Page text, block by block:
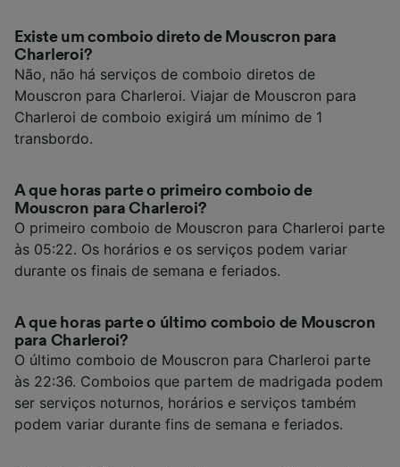
Existe um comboio direto de Mouscron para
Charleroi?
Não, não há serviços de comboio diretos de
Mouscron para Charleroi. Viajar de Mouscron para
Charleroi de comboio exigirá um mínimo de 1
transbordo.
A que horas parte o primeiro comboio de
Mouscron para Charleroi?
O primeiro comboio de Mouscron para Charleroi parte
às 05:22. Os horários e os serviços podem variar
durante os finais de semana e feriados.
A que horas parte o último comboio de Mouscron
para Charleroi?
O último comboio de Mouscron para Charleroi parte
às 22:36. Comboios que partem de madrigada podem
ser serviços noturnos, horários e serviços também
podem variar durante fins de semana e feriados.